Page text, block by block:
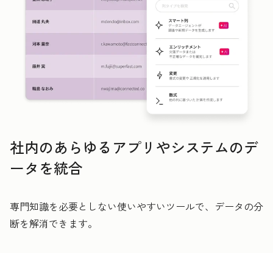
社内のあらゆるアプリやシステムのデ
ータを統合
専門知識を必要としない使いやすいツールで、データの分
断を解消できます。